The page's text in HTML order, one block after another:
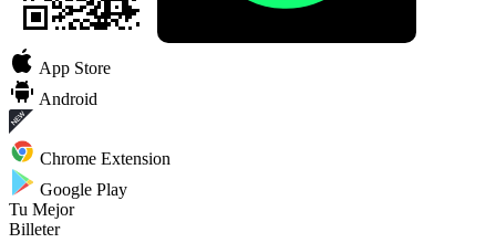
App Store
Android
Chrome Extension
Google Play
Tu Mejor
Billetera